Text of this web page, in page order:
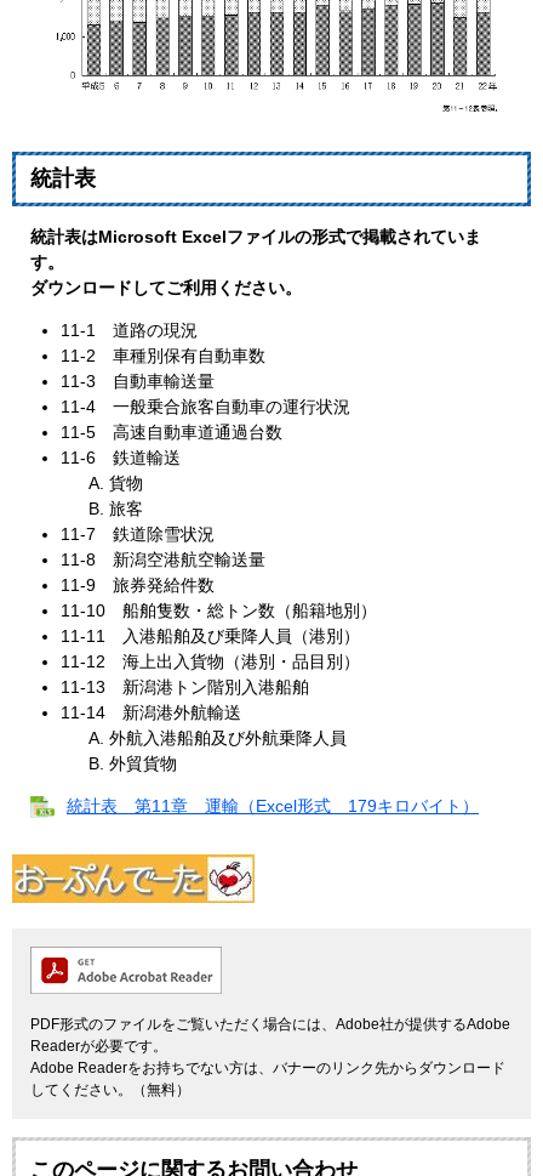
統計表
統計表はMicrosoft Excelファイルの形式で掲載されていま
す。
ダウンロードしてご利用ください。
11‐1 道路の現況
11‐2 車種別保有自動車数
11‐3 自動車輸送量
11‐4 一般乗合旅客自動車の運行状況
11‐5 高速自動車道通過台数
11‐6 鉄道輸送
貨物
旅客
11‐7 鉄道除雪状況
11‐8 新潟空港航空輸送量
11‐9 旅券発給件数
11‐10 船舶隻数・総トン数（船籍地別）
11‐11 入港船舶及び乗降人員（港別）
11‐12 海上出入貨物（港別・品目別）
11‐13 新潟港トン階別入港船舶
11‐14 新潟港外航輸送
外航入港船舶及び外航乗降人員
外貿貨物
統計表 第11章 運輸（Excel形式 179キロバイト）
PDF形式のファイルをご覧いただく場合には、Adobe社が提供するAdobe
Readerが必要です。
Adobe Readerをお持ちでない方は、バナーのリンク先からダウンロード
してください。（無料）
このページに関するお問い合わせ